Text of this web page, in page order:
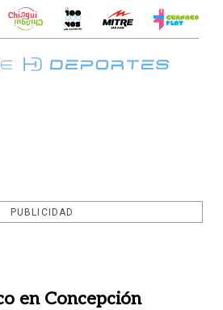
PUBLICIDAD
en Concepción